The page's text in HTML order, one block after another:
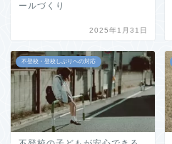
ールづくり
2025年1月31日
不登校・登校しぶりへの対応